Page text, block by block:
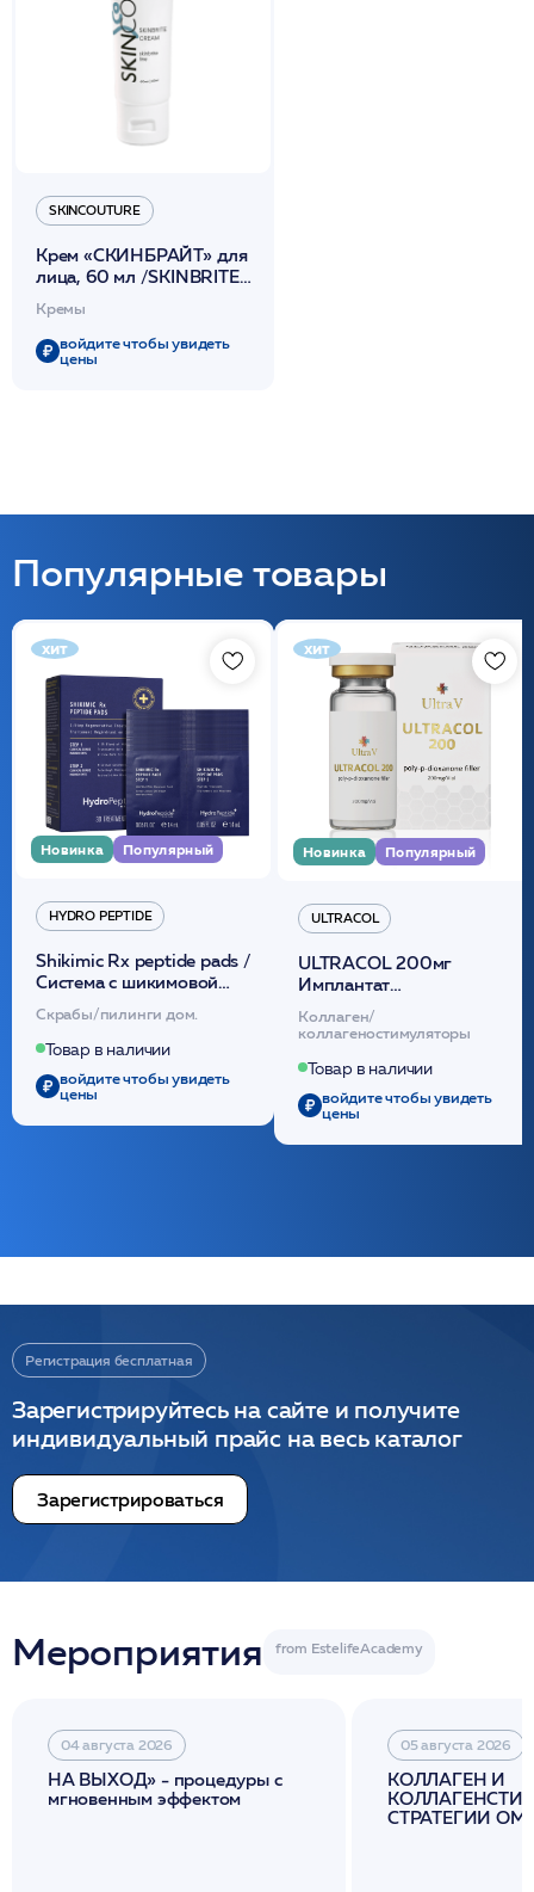
SKINCOUTURE
Крем «СКИНБРАЙТ» для
лица, 60 мл /SKINBRITE
Кремы
войдите чтобы увидеть
цены
Популярные товары
хит
Новинка Популярный
HYDRO PEPTIDE
Shikimic Rx peptide pads /
Cистема с шикимовой
кислотой обновляющая
(30шт) /HP
Скрабы/пилинги дом.
Товар в наличии
войдите чтобы увидеть
цены
хит
Новинка Популярный
ULTRACOL
ULTRACOL 200мг
Имплантат
внутридермальный,
стерильный на основе
полидиоксанона
/ULTRACOL
Коллаген/
коллагеностимуляторы
Товар в наличии
войдите чтобы увидеть
цены
Регистрация бесплатная
Зарегистрируйтесь на сайте и получите
индивидуальный прайс на весь каталог
Зарегистрироваться
Мероприятия
04 августа 2026
НА ВЫХОД» - процедуры с
мгновенным эффектом
05 августа 2026
КОЛЛАГЕН И
СТРАТЕГИИ